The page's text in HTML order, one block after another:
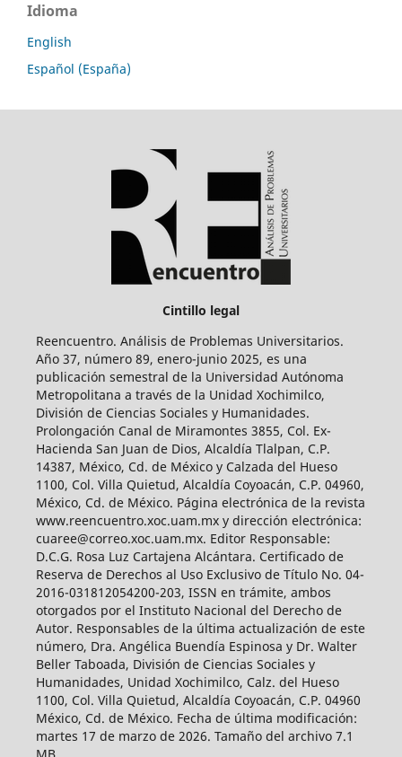
Idioma
English
Español (España)
Cintillo legal
Reencuentro. Análisis de Problemas Universitarios.
Año 37, número 89, enero-junio 2025, es una
publicación semestral de la Universidad Autónoma
Metropolitana a través de la Unidad Xochimilco,
División de Ciencias Sociales y Humanidades.
Prolongación Canal de Miramontes 3855, Col. Ex-
Hacienda San Juan de Dios, Alcaldía Tlalpan, C.P.
14387, México, Cd. de México y Calzada del Hueso
1100, Col. Villa Quietud, Alcaldía Coyoacán, C.P. 04960,
México, Cd. de México. Página electrónica de la revista
www.reencuentro.xoc.uam.mx y dirección electrónica:
cuaree@correo.xoc.uam.mx. Editor Responsable:
D.C.G. Rosa Luz Cartajena Alcántara. Certificado de
Reserva de Derechos al Uso Exclusivo de Título No. 04-
2016-031812054200-203, ISSN en trámite, ambos
otorgados por el Instituto Nacional del Derecho de
Autor. Responsables de la última actualización de este
número, Dra. Angélica Buendía Espinosa y Dr. Walter
Beller Taboada, División de Ciencias Sociales y
Humanidades, Unidad Xochimilco, Calz. del Hueso
1100, Col. Villa Quietud, Alcaldía Coyoacán, C.P. 04960
México, Cd. de México. Fecha de última modificación:
martes 17 de marzo de 2026. Tamaño del archivo 7.1